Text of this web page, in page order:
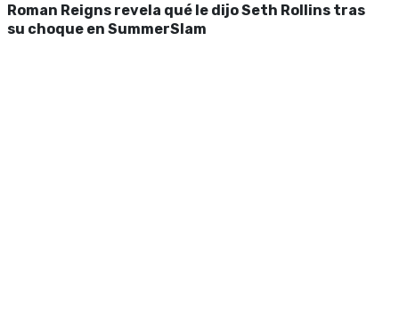
Roman Reigns revela qué le dijo Seth Rollins tras
su choque en SummerSlam